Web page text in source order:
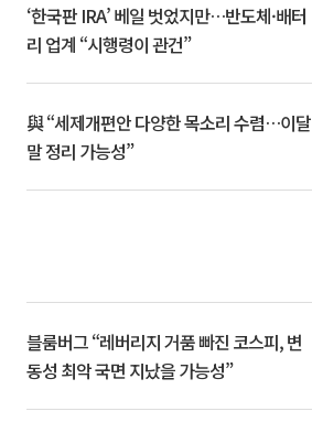
‘한국판 IRA’ 베일 벗었지만…반도체·배터
리 업계 “시행령이 관건”
與 “세제개편안 다양한 목소리 수렴…이달
말 정리 가능성”
블룸버그 “레버리지 거품 빠진 코스피, 변
동성 최악 국면 지났을 가능성”